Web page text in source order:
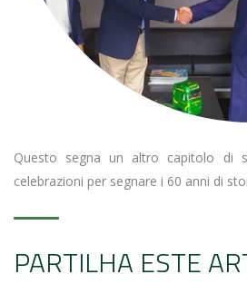
Questo segna un altro capitolo di
celebrazioni per segnare i 60 anni di
PARTILHA ESTE